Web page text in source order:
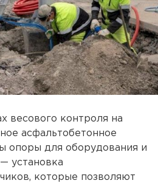
весового контроля на
асфальтобетонное
опоры для оборудования и
установка
которые позволяют